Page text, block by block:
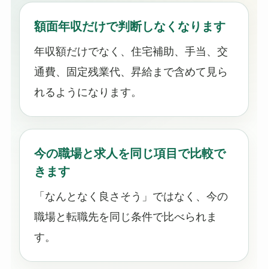
額面年収だけで判断しなくなります
年収額だけでなく、住宅補助、手当、交
通費、固定残業代、昇給まで含めて見ら
れるようになります。
今の職場と求人を同じ項目で比較で
きます
「なんとなく良さそう」ではなく、今の
職場と転職先を同じ条件で比べられま
す。